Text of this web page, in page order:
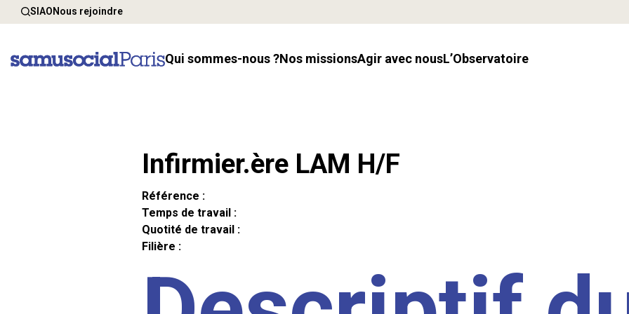
SIAONous rejoindre
Qui sommes-nous ? Nos missions Agir avec nous l’Observatoire
Infirmier.ère LAM H/F
Référence :
Temps de travail :
Quotité de travail :
Filière :